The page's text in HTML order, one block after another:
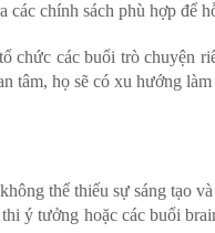
các chính sách phù hợp để
các buổi trò chuyện
tâm, họ sẽ có xu hướng
thể thiếu sự sáng tạo
ý tưởng hoặc các buổi